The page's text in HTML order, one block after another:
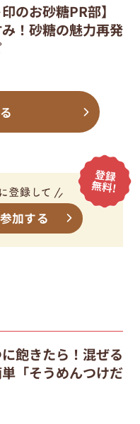
印のお砂糖PR部】
！砂糖の魅力再発
加する
飽きたら！混ぜる
「そうめんつけだ